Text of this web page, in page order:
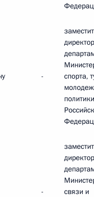
-
спорта,
политики
-
связи и